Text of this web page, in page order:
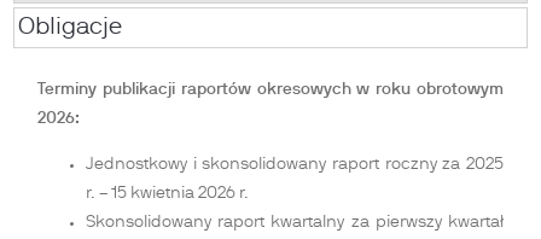
Obligacje
Terminy publikacji raportów okresowych w roku obrotowym
2026:
Jednostkowy i skonsolidowany raport roczny za 2025
r. – 15 kwietnia 2026 r.
Skonsolidowany raport kwartalny za pierwszy kwartał